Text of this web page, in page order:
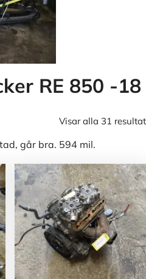
RE 850 -18
Visar alla 31 resultat
går bra. 594 mil.